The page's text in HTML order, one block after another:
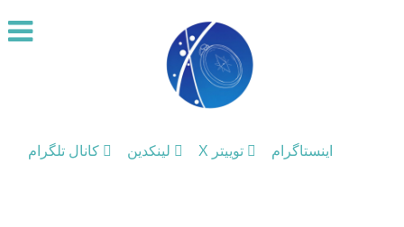
اینستاگرام توییتر X لینکدین کانال تلگرام